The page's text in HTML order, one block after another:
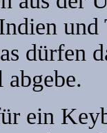
dürfen
ein